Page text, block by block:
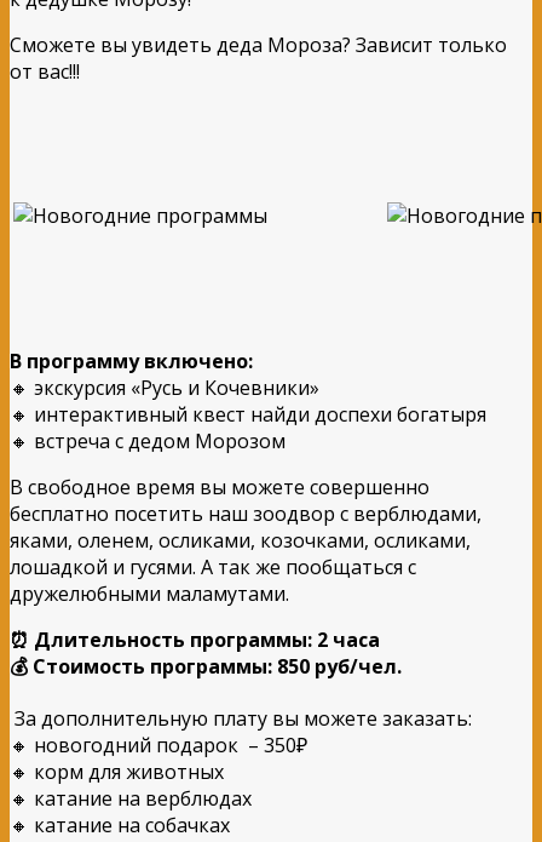
Сможете вы увидеть деда Мороза? Зависит только
от вас!!!
В программу включено:
🔸 экскурсия «Русь и Кочевники»
🔸 интерактивный квест найди доспехи богатыря
🔸 встреча с дедом Морозом
В свободное время вы можете совершенно
бесплатно посетить наш зоодвор с верблюдами,
яками, оленем, осликами, козочками, осликами,
лошадкой и гусями. А так же пообщаться с
дружелюбными маламутами.
⏰ Длительность программы: 2 часа
💰 Стоимость программы: 850 руб/чел.
За дополнительную плату вы можете заказать:
🔸 новогодний подарок – 350₽
🔸 корм для животных
🔸 катание на верблюдах
🔸 катание на собачках